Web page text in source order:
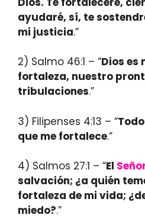
ayudaré, sí, te
mi justicia.”
2) Salmo 46:1 – “Dios es
fortaleza, nuestro
tribulaciones.”
3) Filipenses 4:13 – “
que me fortalece.”
4) Salmos 27:1 – “El
salvación; ¿a quién
fortaleza de mi vida;
miedo?.”